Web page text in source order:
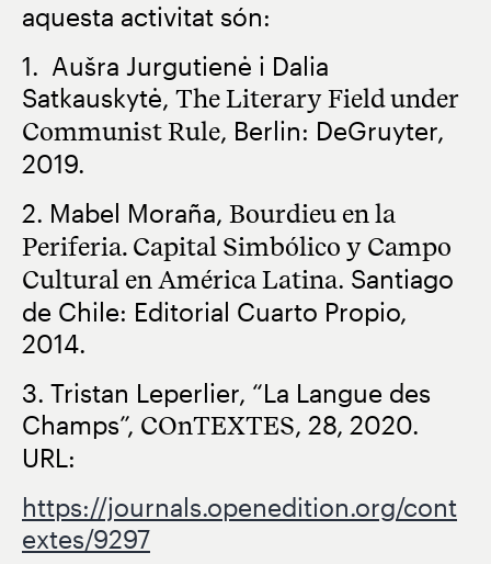
aquesta activitat són:
1. Aušra Jurgutienė i Dalia
Satkauskytė, The Literary Field under
Communist Rule, Berlin: DeGruyter,
2019.
2. Mabel Moraña, Bourdieu en la
Periferia. Capital Simbólico y Campo
Cultural en América Latina. Santiago
de Chile: Editorial Cuarto Propio,
2014.
3. Tristan Leperlier, “La Langue des
Champs”, COnTEXTES, 28, 2020.
URL:
https://journals.openedition.org/cont
extes/9297